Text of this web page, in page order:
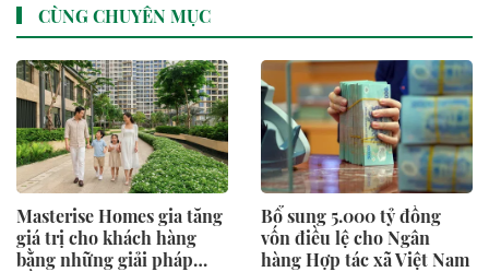
CÙNG CHUYÊN MỤC
Masterise Homes gia tăng
giá trị cho khách hàng
bằng những giải pháp
Bổ sung 5.000 tỷ đồng
vốn điều lệ cho Ngân
hàng Hợp tác xã Việt Nam